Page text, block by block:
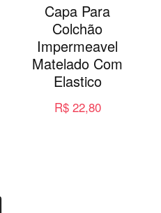
Capa Para
Colchão
Impermeavel
Matelado Com
Elastico
R$22,80